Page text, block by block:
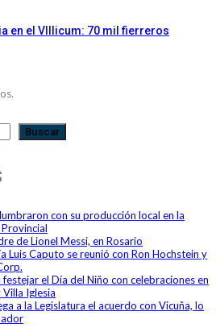
en el VIllicum: 70 mil fierreros
Buscar
con su producción local en la
de Lionel Messi, en Rosario
Luis Caputo se reunió con Ron Hochstein y
el Día del Niño con celebraciones en
Iglesia
a la Legislatura el acuerdo con Vicuña, lo